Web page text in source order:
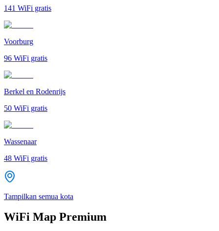
141 WiFi gratis
Voorburg
96 WiFi gratis
Berkel en Rodenrijs
50 WiFi gratis
Wassenaar
48 WiFi gratis
Tampilkan semua kota
WiFi Map Premium